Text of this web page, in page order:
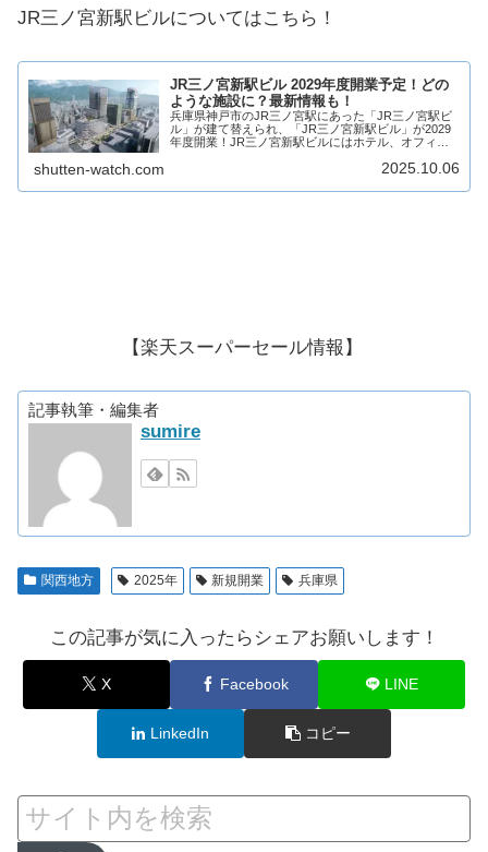
JR三ノ宮新駅ビルについてはこちら！
JR三ノ宮新駅ビル 2029年度開業予定！どの
ような施設に？最新情報も！
兵庫県神戸市のJR三ノ宮駅にあった「JR三ノ宮駅ビ
ル」が建て替えられ、「JR三ノ宮新駅ビル」が2029
年度開業！JR三ノ宮新駅ビルにはホテル、オフィ
ャンルの店舗が複数出店予定！そんな、JR三ノ...
shutten-watch.com 2025.10.06
【楽天スーパーセール情報】
記事執筆・編集者
sumire
関西地方 2025年 新規開業 兵庫県
この記事が気に入ったらシェアお願いします！
X Facebook LINE
LinkedIn コピー